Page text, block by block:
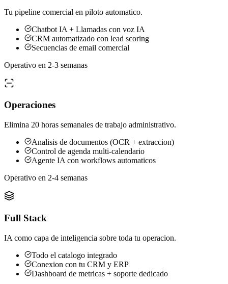
Tu pipeline comercial en piloto automatico.
Chatbot IA + Llamadas con voz IA
CRM automatizado con lead scoring
Secuencias de email comercial
Operativo en 2-3 semanas
Operaciones
Elimina 20 horas semanales de trabajo administrativo.
Analisis de documentos (OCR + extraccion)
Control de agenda multi-calendario
Agente IA con workflows automaticos
Operativo en 2-4 semanas
Full Stack
IA como capa de inteligencia sobre toda tu operacion.
Todo el catalogo integrado
Conexion con tu CRM y ERP
Dashboard de metricas + soporte dedicado